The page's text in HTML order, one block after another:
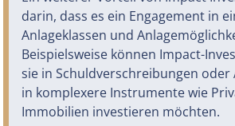
darin, dass es ein Engagement in
Anlageklassen und
Beispielsweise können Impact-
sie in Schuldverschreibungen
in komplexere Instrumente wie
Immobilien investieren möchten.